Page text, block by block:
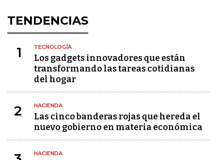
TENDENCIAS
1 TECNOLOGÍA
Los gadgets innovadores que están
transformando las tareas cotidianas
del hogar
2 HACIENDA
Las cinco banderas rojas que hereda el
nuevo gobierno en materia económica
HACIENDA